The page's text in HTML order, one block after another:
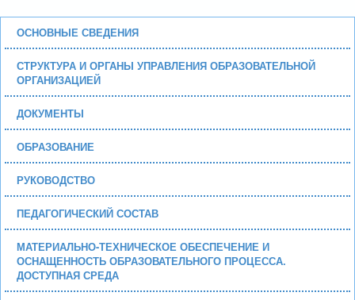
ОСНОВНЫЕ СВЕДЕНИЯ
СТРУКТУРА И ОРГАНЫ УПРАВЛЕНИЯ ОБРАЗОВАТЕЛЬНОЙ
ОРГАНИЗАЦИЕЙ
ДОКУМЕНТЫ
ОБРАЗОВАНИЕ
РУКОВОДСТВО
ПЕДАГОГИЧЕСКИЙ СОСТАВ
МАТЕРИАЛЬНО-ТЕХНИЧЕСКОЕ ОБЕСПЕЧЕНИЕ И
ОСНАЩЕННОСТЬ ОБРАЗОВАТЕЛЬНОГО ПРОЦЕССА.
ДОСТУПНАЯ СРЕДА